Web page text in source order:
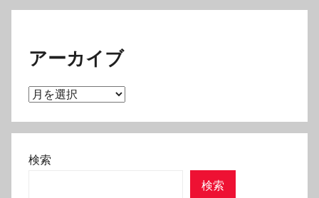
アーカイブ
ア
カ
イ
検索
検索